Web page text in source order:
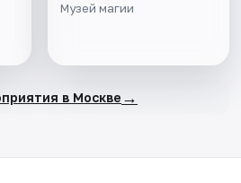
Музей магии
в Москве →